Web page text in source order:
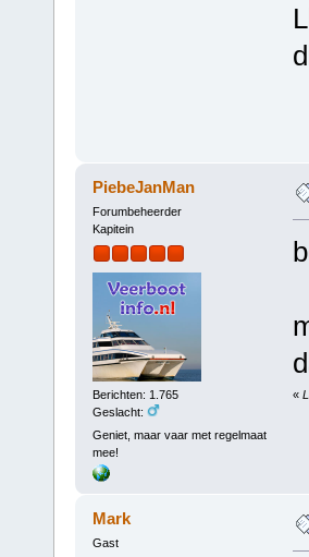
PiebeJanMan
Forumbeheerder
Kapitein
Berichten: 1.765
Geslacht:
Geniet, maar vaar met regelmaat
mee!
«
Mark
Gast